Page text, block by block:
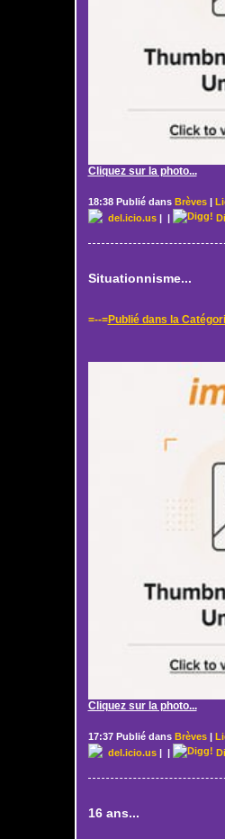
Cliquez sur la photo...
18:38 Publié dans Brèves|
del.icio.us| |
Situationnisme...
=--=Publié dans la
Cliquez sur la photo...
17:37 Publié dans Brèves|
del.icio.us| |
16 ans...